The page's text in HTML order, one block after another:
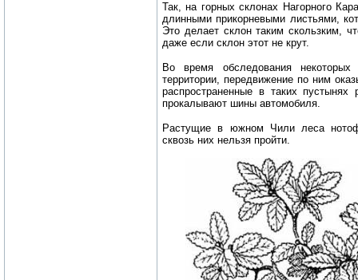
Так, на горных склонах Нагорного
длинными прикорневыми листьями,
Это делает склон таким скользким,
даже если склон этот не крут.
Во время обследования
территории, передвижение по ним
распространенные в таких
прокалывают шины автомобиля.
Растущие в южном Чили леса
сквозь них нельзя пройти.